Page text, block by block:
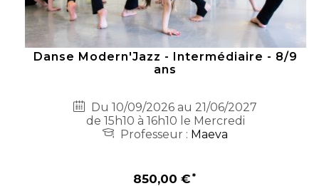
Danse Modern'Jazz - Intermédiaire - 8/9
ans
Du 10/09/2026 au 21/06/2027
de 15h10 à 16h10 le Mercredi
Professeur : Maeva
850,00 €